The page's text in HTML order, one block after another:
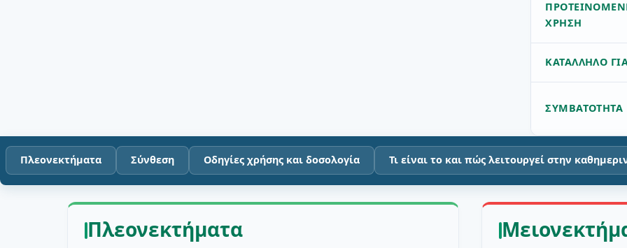
ΧΡΉΣΗ
ΚΑΤΆΛΛΗΛΟ
ΣΥΜΒΑΤΌΤΗΤΑ
Πλεονεκτήματα Σύνθεση Οδηγίες χρήσης και δοσολογία Τι είναι το και πώς λειτουργεί στην
Πλεονεκτήματα